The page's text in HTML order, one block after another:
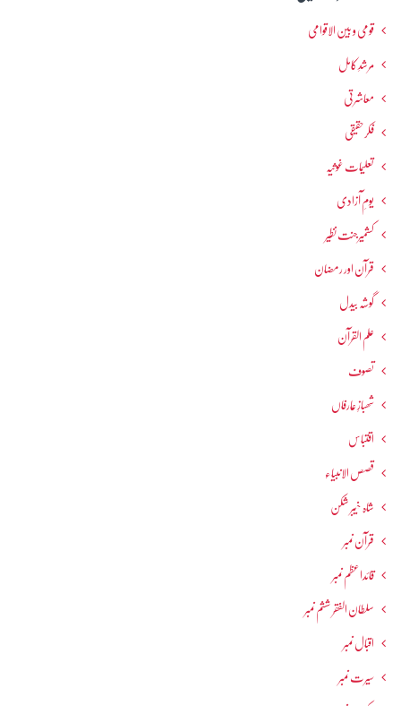
قومی و بین الاقوامی
مرشدِ کامل
معاشرتی
فکرحقیقی
تعلیمات غوثیہ
یومِ آزادی
کشمیرجنت نظیر
قرآن اور رمضان
گوشہ بیدل
علم القرآن
تصوف
شھبازِ عارفاں
اقتباس
قصص الانبیاء
شاہ خیبر شکن
قرآن نمبر
قائداعظم نمبر
سلطان الفقر ششم نمبر
اقبال نمبر
سیرت نمبر